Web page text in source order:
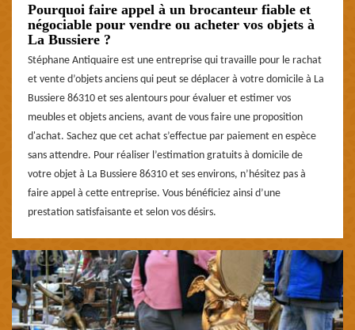
Pourquoi faire appel à un brocanteur fiable et
négociable pour vendre ou acheter vos objets à
La Bussiere ?
Stéphane Antiquaire est une entreprise qui travaille pour le rachat
et vente d’objets anciens qui peut se déplacer à votre domicile à La
Bussiere 86310 et ses alentours pour évaluer et estimer vos
meubles et objets anciens, avant de vous faire une proposition
d'achat. Sachez que cet achat s’effectue par paiement en espèce
sans attendre. Pour réaliser l’estimation gratuits à domicile de
votre objet à La Bussiere 86310 et ses environs, n’hésitez pas à
faire appel à cette entreprise. Vous bénéficiez ainsi d’une
prestation satisfaisante et selon vos désirs.